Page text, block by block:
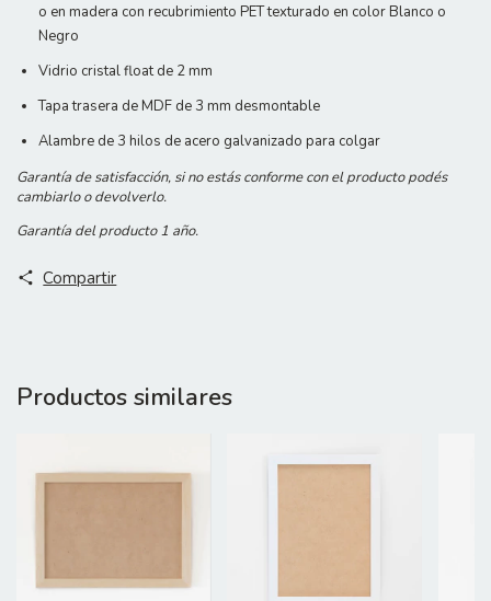
o en madera con recubrimiento PET texturado en color Blanco o
Negro
Vidrio cristal float de 2 mm
Tapa trasera de MDF de 3 mm desmontable
Alambre de 3 hilos de acero galvanizado para colgar
Garantía de satisfacción, si no estás conforme con el producto podés
cambiarlo o devolverlo.
Garantía del producto 1 año.
Compartir
Productos similares